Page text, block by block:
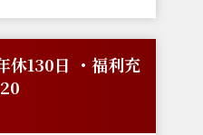
休130日 ・福利充